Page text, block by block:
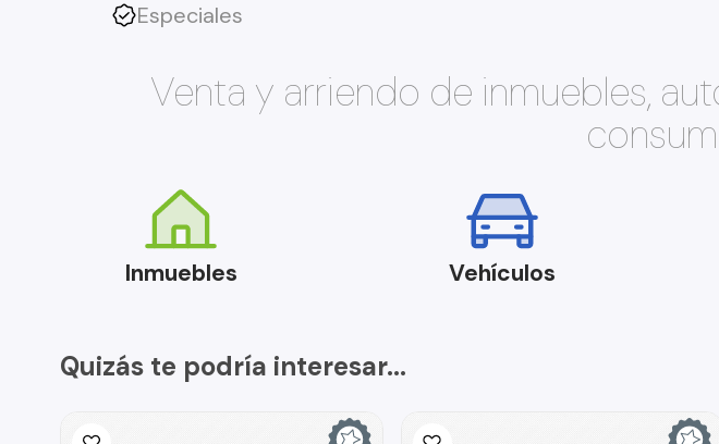
Especiales
Venta y arriendo de inmuebles,
Inmuebles Vehículos
Quizás te podría interesar...